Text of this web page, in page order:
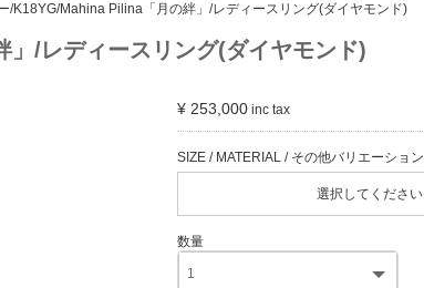
/K18YG/Mahina Pilina「月の絆」/レディースリング(ダイヤモンド)
/レディースリング(ダイヤモンド)
¥ 253,000
選択してください